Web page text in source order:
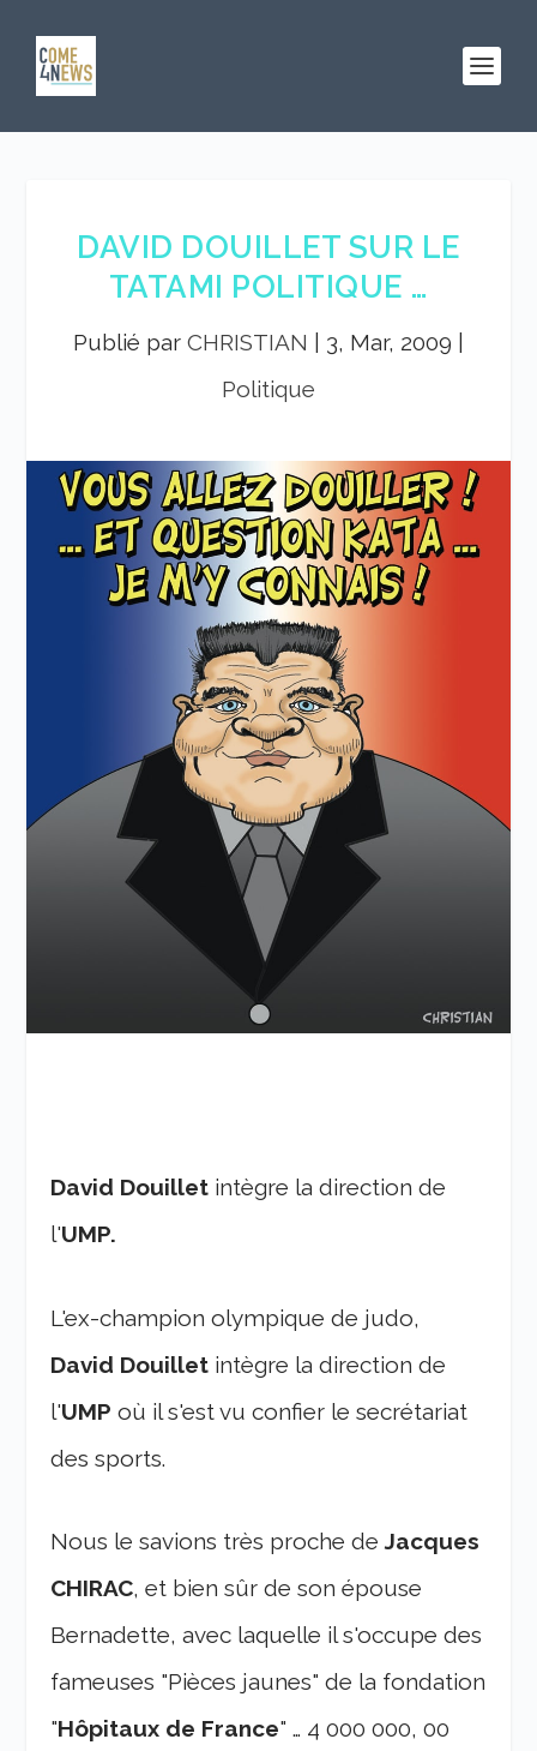
DAVID DOUILLET SUR LE
TATAMI POLITIQUE …
Publié par CHRISTIAN 3, Mar, 2009
Politique
David Douillet intègre la direction de
l'UMP.
L'ex-champion olympique de judo,
David Douillet intègre la direction de
l'UMP où il s'est vu confier le secrétariat
des sports.
Nous le savions très proche deJacques
CHIRAC, et bien sûr de son épouse
Bernadette, avec laquelle il s'occupe des
fameuses "Pièces jaunes" de la fondation
"Hôpitaux de France" … 4 000 000, 00